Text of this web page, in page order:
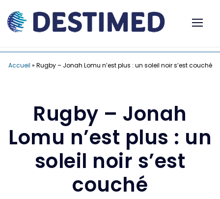
Accueil » Rugby – Jonah Lomu n’est plus : un soleil noir s’est couché
Rugby – Jonah
Lomu n’est plus : un
soleil noir s’est
couché